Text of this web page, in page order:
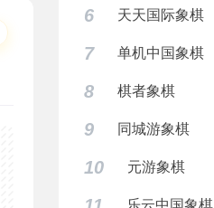
6 天天国际象棋
7 单机中国象棋
8 棋者象棋
9 同城游象棋
10 元游象棋
乐云中国象棋